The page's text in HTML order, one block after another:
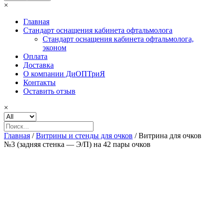
×
Главная
Стандарт оснащения кабинета офтальмолога
Стандарт оснащения кабинета офтальмолога,
эконом
Оплата
Доставка
О компании ДиОПТриЯ
Контакты
Оставить отзыв
×
Главная /Витрины и стенды для очков / Витрина для очков
№3 (задняя стенка — Э/П) на 42 пары очков